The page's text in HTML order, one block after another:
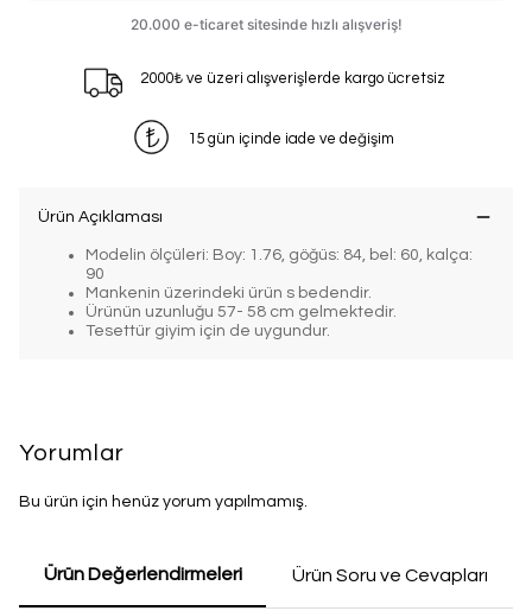
2000₺ ve üzeri alışverişlerde kargo ücretsiz
15 gün içinde iade ve değişim
Ürün Açıklaması
Modelin ölçüleri: Boy: 1.76, göğüs: 84, bel: 60, kalça:
90
Mankenin üzerindeki ürün s bedendir.
Ürünün uzunluğu 57- 58 cm gelmektedir.
Tesettür giyim için de uygundur.
Yorumlar
Bu ürün için henüz yorum yapılmamış.
Ürün Değerlendirmeleri Ürün Soru ve Cevapları